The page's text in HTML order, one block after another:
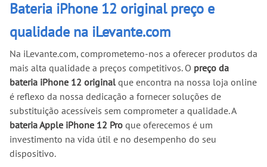
Bateria iPhone 12 original preço e
qualidade na iLevante.com
Na iLevante.com, comprometemo-nos a oferecer produtos da
mais alta qualidade a preços competitivos. O preço da
bateria iPhone 12 original que encontra na nossa loja online
é reflexo da nossa dedicação a fornecer soluções de
substituição acessíveis sem comprometer a qualidade. A
bateria Apple iPhone 12 Pro que oferecemos é um
investimento na vida útil e no desempenho do seu
dispositivo.